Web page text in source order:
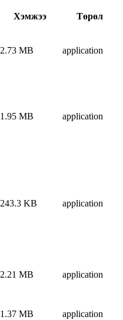
Хэмжээ Төрөл
2.73 MB application
1.95 MB application
243.3 KB application
2.21 MB application
1.37 MB application